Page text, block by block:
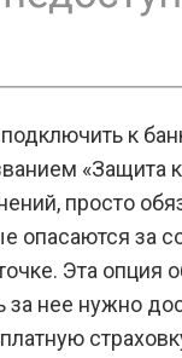
к
«Защита
просто
опасаются за
Эта опция
за нее нужно